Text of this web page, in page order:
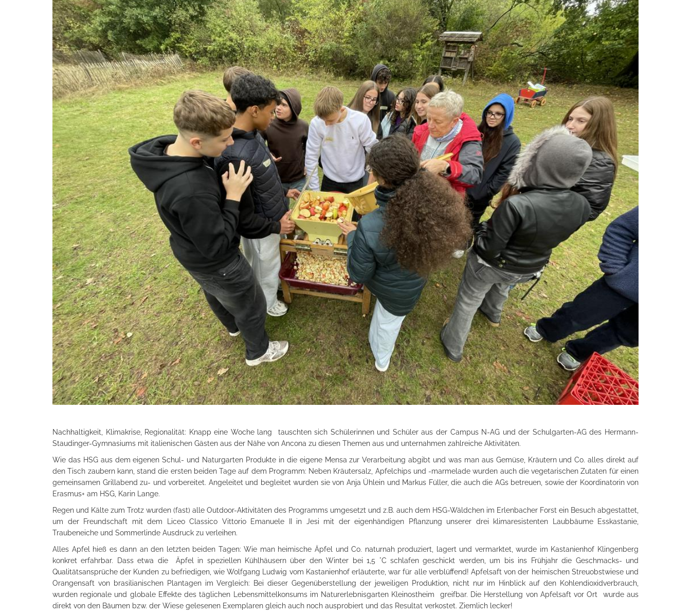
Nachhaltigkeit, Klimakrise, Regionalität: Knapp eine Woche lang tauschten sich Schülerinnen und Schüler aus der Campus N-AG und der Schulgarten-AG des Hermann-
Staudinger-Gymnasiums mit italienischen Gästen aus der Nähe von Ancona zu diesen Themen aus und unternahmen zahlreiche Aktivitäten.
Wie das HSG aus dem eigenen Schul- und Naturgarten Produkte in die eigene Mensa zur Verarbeitung abgibt und was man aus Gemüse, Kräutern und Co. alles direkt auf
den Tisch zaubern kann, stand die ersten beiden Tage auf dem Programm: Neben Kräutersalz, Apfelchips und -marmelade wurden auch die vegetarischen Zutaten für einen
gemeinsamen Grillabend zu- und vorbereitet. Angeleitet und begleitet wurden sie von Anja Ühlein und Markus Füller, die auch die AGs betreuen, sowie der Koordinatorin von
Erasmus+ am HSG, Karin Lange.
Regen und Kälte zum Trotz wurden (fast) alle Outdoor-Aktivitäten des Programms umgesetzt und z.B. auch dem HSG-Wäldchen im Erlenbacher Forst ein Besuch abgestattet,
um der Freundschaft mit dem Liceo Classico Vittorio Emanuele II in Jesi mit der eigenhändigen Pflanzung unserer drei klimaresistenten Laubbäume Esskastanie,
Traubeneiche und Sommerlinde Ausdruck zu verleihen.
Alles Apfel hieß es dann an den letzten beiden Tagen: Wie man heimische Äpfel und Co. naturnah produziert, lagert und vermarktet, wurde im Kastanienhof Klingenberg
konkret erfahrbar. Dass etwa die Äpfel in speziellen Kühlhäusern über den Winter bei 1,5 °C schlafen geschickt werden, um bis ins Frühjahr die Geschmacks- und
Qualitätsansprüche der Kunden zu befriedigen, wie Wolfgang Ludwig vom Kastanienhof erläuterte, war für alle verblüffend! Apfelsaft von der heimischen Streuobstwiese und
Orangensaft von brasilianischen Plantagen im Vergleich: Bei dieser Gegenüberstellung der jeweiligen Produktion, nicht nur im Hinblick auf den Kohlendioxidverbrauch,
wurden regionale und globale Effekte des täglichen Lebensmittelkonsums im Naturerlebnisgarten Kleinostheim greifbar. Die Herstellung von Apfelsaft vor Ort wurde aus
direkt von den Bäumen bzw. der Wiese gelesenen Exemplaren gleich auch noch ausprobiert und das Resultat verkostet. Ziemlich lecker!